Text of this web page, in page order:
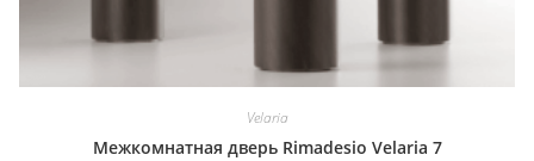
Velaria
Межкомнатная дверь Rimadesio Velaria 7